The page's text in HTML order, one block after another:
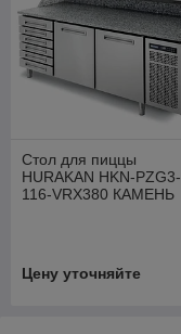
Стол для пиццы
HURAKAN HKN-PZG3-
116-VRX380 КАМЕНЬ
Цену уточняйте